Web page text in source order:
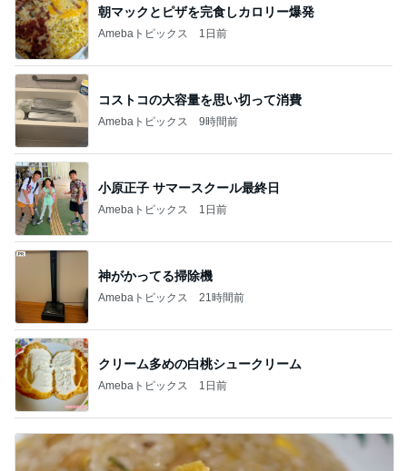
朝マックとピザを完食しカロリー爆発
Amebaトピックス 1日前
コストコの大容量を思い切って消費
Amebaトピックス 9時間前
小原正子 サマースクール最終日
Amebaトピックス 1日前
神がかってる掃除機
Amebaトピックス 21時間前
クリーム多めの白桃シュークリーム
Amebaトピックス 1日前